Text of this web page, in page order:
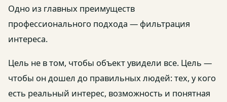
Одно из главных преимуществ
профессионального подхода — фильтрация
интереса.
Цель не в том, чтобы объект увидели все. Цель —
чтобы он дошел до правильных людей: тех, у кого
есть реальный интерес, возможность и понятная